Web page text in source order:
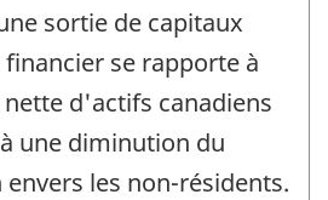
sortie de capitaux
se rapporte à
d'actifs canadiens
une diminution du
les non-résidents.